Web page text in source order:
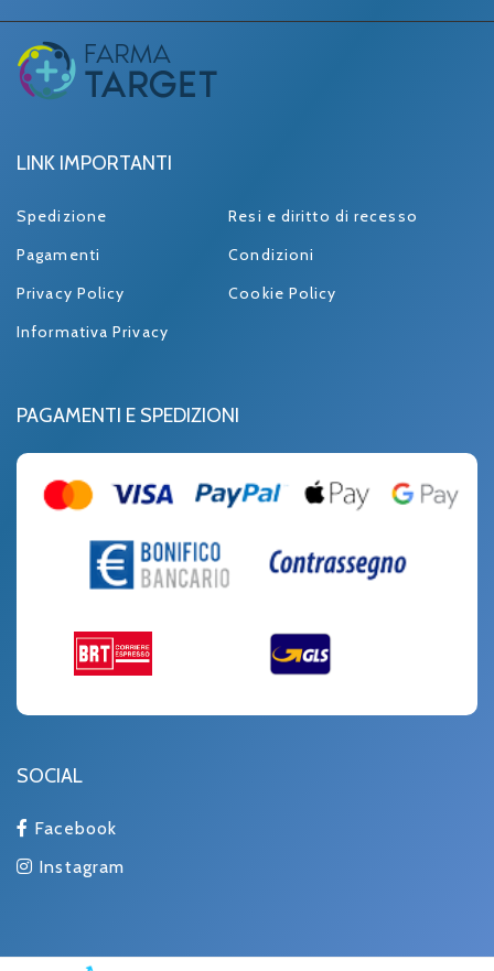
LINK IMPORTANTI
Spedizione
Resi e diritto di recesso
Pagamenti
Condizioni
Privacy Policy
Cookie Policy
Informativa Privacy
PAGAMENTI E SPEDIZIONI
SOCIAL
Facebook
Instagram